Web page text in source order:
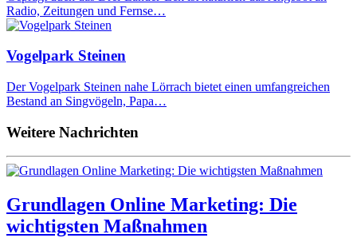
Radio, Zeitungen und Fernse…
Vogelpark Steinen
Der Vogelpark Steinen nahe Lörrach bietet einen umfangreichen
Bestand an Singvögeln, Papa…
Weitere Nachrichten
Grundlagen Online Marketing: Die
wichtigsten Maßnahmen